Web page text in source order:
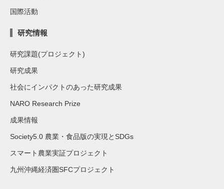
国際活動
研究情報
研究課題(プロジェクト)
研究成果
社会にインパクトのあった研究成果
NARO Research Prize
成果情報
Society5.0 農業・食品版の実現とSDGs
スマート農業実証プロジェクト
九州沖縄経済圏SFCプロジェクト